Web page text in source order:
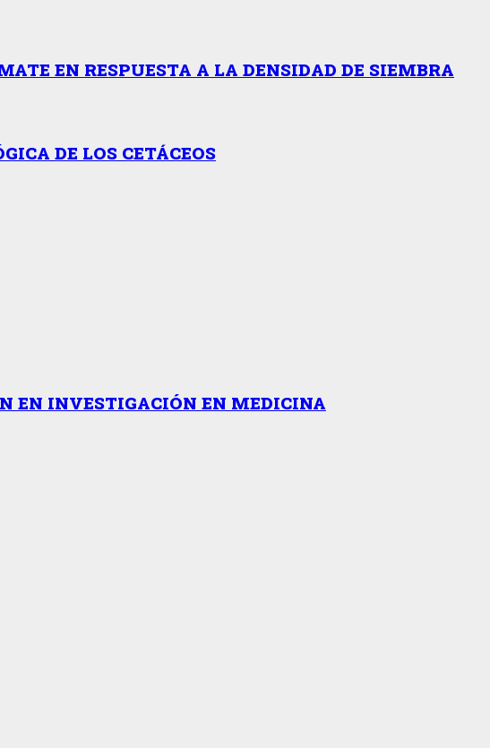
EN RESPUESTA A LA DENSIDAD DE SIEMBRA
DE LOS CETÁCEOS
EN INVESTIGACIÓN EN MEDICINA